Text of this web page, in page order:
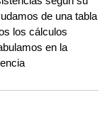
de una tabla
los cálculos
en la